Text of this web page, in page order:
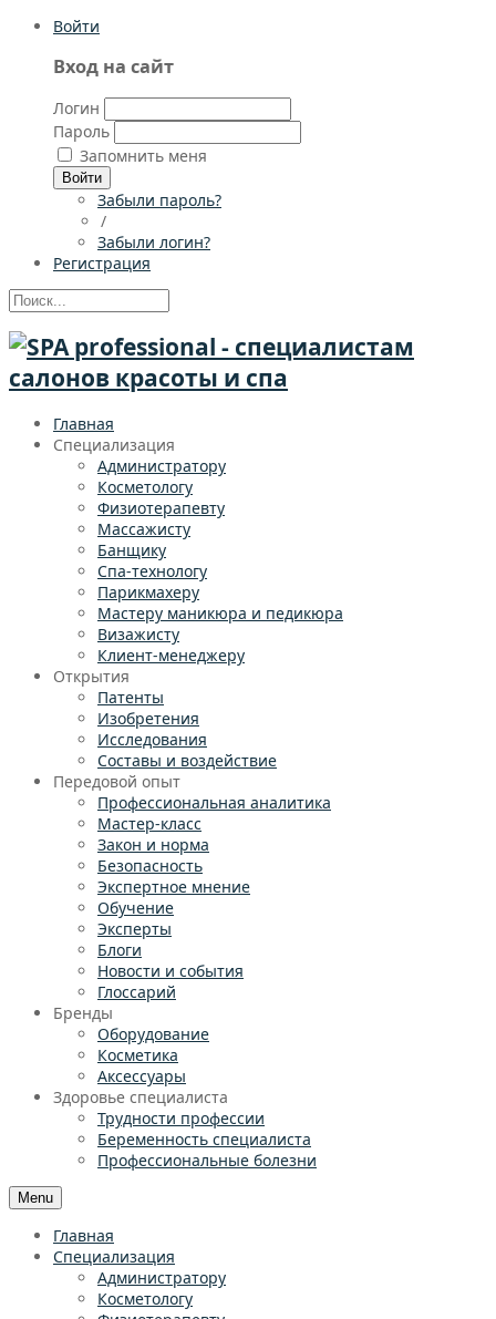
Войти
Вход на сайт
Логин
Пароль
Запомнить меня
Войти
Забыли пароль?
/
Забыли логин?
Регистрация
Главная
Специализация
Администратору
Косметологу
Физиотерапевту
Массажисту
Банщику
Спа-технологу
Парикмахеру
Мастеру маникюра и педикюра
Визажисту
Клиент-менеджеру
Открытия
Патенты
Изобретения
Исследования
Составы и воздействие
Передовой опыт
Профессиональная аналитика
Мастер-класс
Закон и норма
Безопасность
Экспертное мнение
Обучение
Эксперты
Блоги
Новости и события
Глоссарий
Бренды
Оборудование
Косметика
Аксессуары
Здоровье специалиста
Трудности профессии
Беременность специалиста
Профессиональные болезни
Menu
Главная
Специализация
Администратору
Косметологу